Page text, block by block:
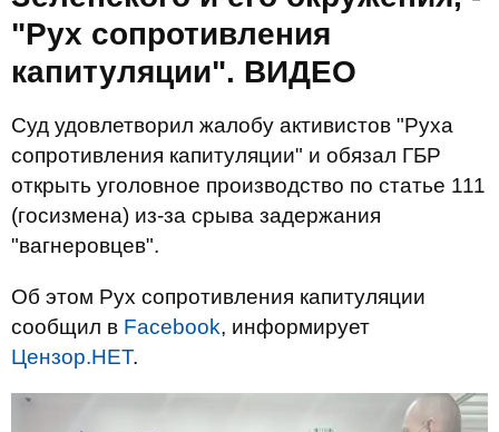
"Рух сопротивления
капитуляции". ВИДЕО
Суд удовлетворил жалобу активистов "Руха
сопротивления капитуляции" и обязал ГБР
открыть уголовное производство по статье 111
(госизмена) из-за срыва задержания
"вагнеровцев".
Об этом Рух сопротивления капитуляции
сообщил в Facebook, информирует
Цензор.НЕТ.